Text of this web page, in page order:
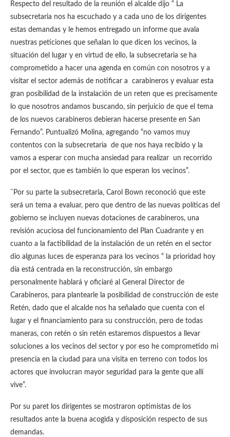
Respecto del resultado de la reunión el alcalde dijo “ La
subsecretaria nos ha escuchado y a cada uno de los dirigentes
estas demandas y le hemos entregado un informe que avala
nuestras peticiones que señalan lo que dicen los vecinos, la
situación del lugar y en virtud de ello, la subsecretaria se ha
comprometido a hacer una agenda en común con nosotros y a
visitar el sector además de notificar a carabineros y evaluar esta
gran posibilidad de la instalación de un reten que es precisamente
lo que nosotros andamos buscando, sin perjuicio de que el tema
de los nuevos carabineros debieran hacerse presente en San
Fernando”. Puntualizó Molina, agregando “no vamos muy
contentos con la subsecretaria de que nos haya recibido y la
vamos a esperar con mucha ansiedad para realizar un recorrido
por el sector, que es también lo que esperan los vecinos”.
¨Por su parte la subsecretaria, Carol Bown reconoció que este
será un tema a evaluar, pero que dentro de las nuevas políticas del
gobierno se incluyen nuevas dotaciones de carabineros, una
revisión acuciosa del funcionamiento del Plan Cuadrante y en
cuanto a la factibilidad de la instalación de un retén en el sector
dio algunas luces de esperanza para los vecinos “ la prioridad hoy
día está centrada en la reconstrucción, sin embargo
personalmente hablará y oficiaré al General Director de
Carabineros, para plantearle la posibilidad de construcción de este
Retén, dado que el alcalde nos ha señalado que cuenta con el
lugar y el financiamiento para su construcción, pero de todas
maneras, con retén o sin retén estaremos dispuestos a llevar
soluciones a los vecinos del sector y por eso he comprometido mi
presencia en la ciudad para una visita en terreno con todos los
actores que involucran mayor seguridad para la gente que allí
vive”.
Por su paret los dirigentes se mostraron optimistas de los
resultados ante la buena acogida y disposición respecto de sus
demandas.